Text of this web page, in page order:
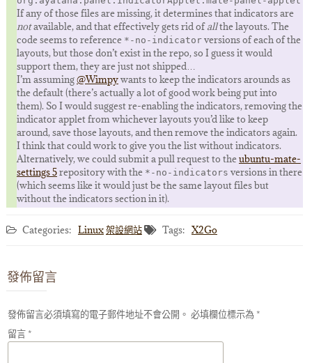
If any of those files are missing, it determines that indicators are
notavailable, and that effectively gets rid ofallthe layouts. The
code seems to reference *-no-indicatorversions of each of the
layouts, but those don’t exist in the repo, so I guess it would
support them, they are just not shipped…
I’m assuming@Wimpywants to keep the indicators arounds as
the default (there’s actually a lot of good work being put into
them). So I would suggest re-enabling the indicators, removing the
indicator applet from whichever layouts you’d like to keep
around, save those layouts, and then remove the indicators again.
I think that could work to give you the list without indicators.
Alternatively, we could submit a pull request to theubuntu-mate-
settings 5repository with the *-no-indicators versions in there
(which seems like it would just be the same layout files but
without the indicators section in it).
Categories: Linux架設網站 Tags: X2Go
發佈留言
發佈留言必須填寫的電子郵件地址不會公開。 必填欄位標示為*
留言*